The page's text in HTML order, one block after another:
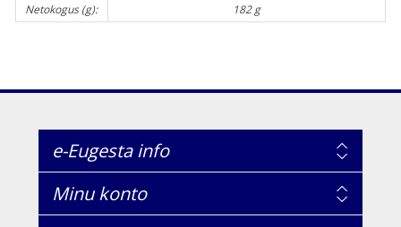
Netokogus (g):
182 g
e-Eugesta info
Minu konto